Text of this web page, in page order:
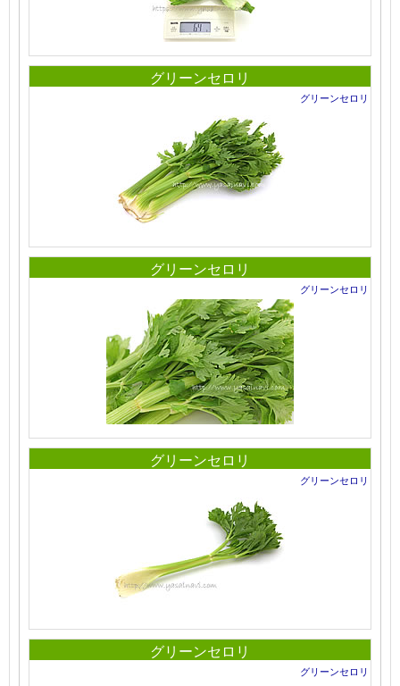
グリーンセロリ
グリーンセロリ
グリーンセロリ
グリーンセロリ
グリーンセロリ
グリーンセロリ
グリーンセロリ
グリーンセロリ